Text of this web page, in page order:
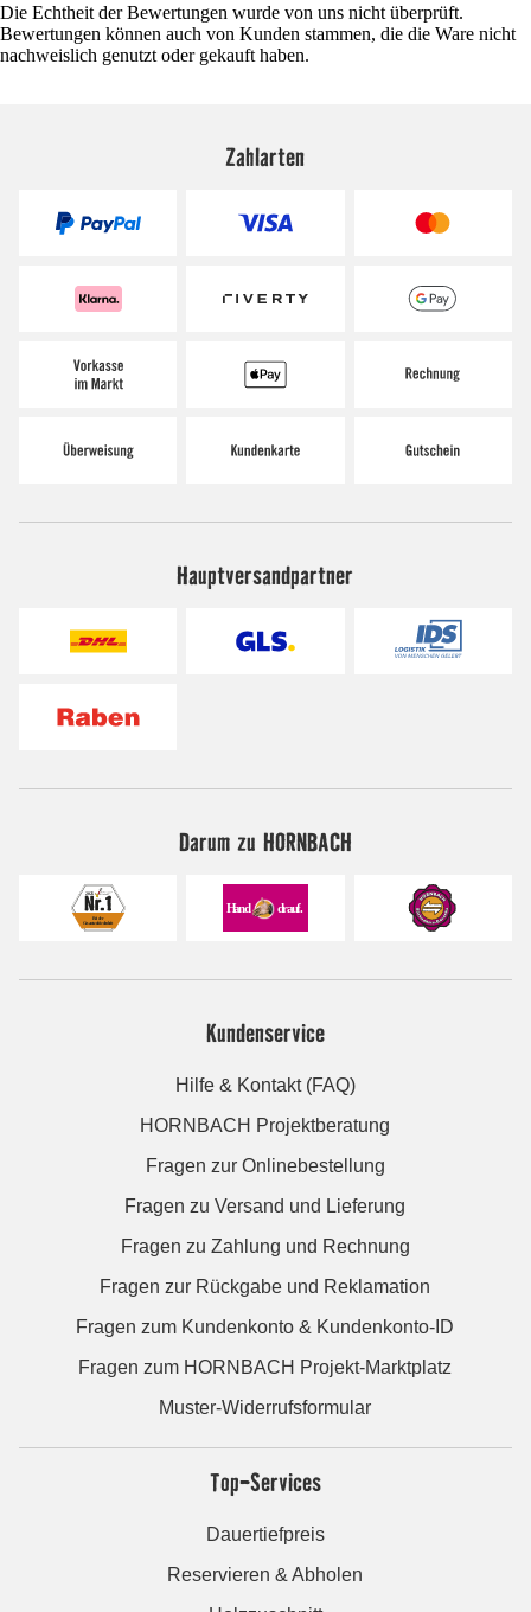
Die Echtheit der Bewertungen wurde von uns nicht überprüft.
Bewertungen können auch von Kunden stammen, die die Ware nicht
nachweislich genutzt oder gekauft haben.
Zahlarten
Hauptversandpartner
Darum zu HORNBACH
Kundenservice
Hilfe & Kontakt (FAQ)
HORNBACH Projektberatung
Fragen zur Onlinebestellung
Fragen zu Versand und Lieferung
Fragen zu Zahlung und Rechnung
Fragen zur Rückgabe und Reklamation
Fragen zum Kundenkonto & Kundenkonto-ID
Fragen zum HORNBACH Projekt-Marktplatz
Muster-Widerrufsformular
Top-Services
Dauertiefpreis
Reservieren & Abholen